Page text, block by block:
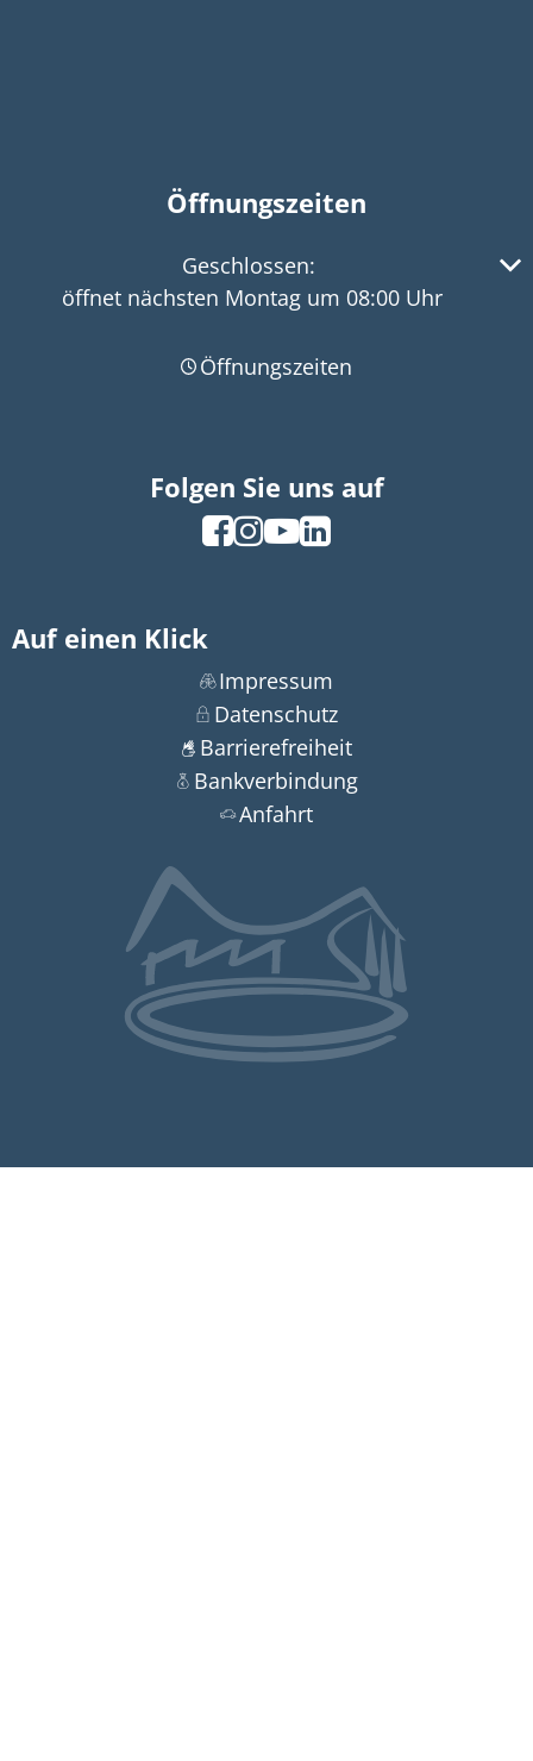
Öffnungszeiten
Klicken, um weitere Öffnungs- oder Schließzeiten
Geschlossen:
öffnet nächsten Montag um 08:00 Uhr
Öffnungszeiten
Folgen Sie uns auf
Auf einen Klick
Impressum
Datenschutz
Barrierefreiheit
Bankverbindung
Anfahrt